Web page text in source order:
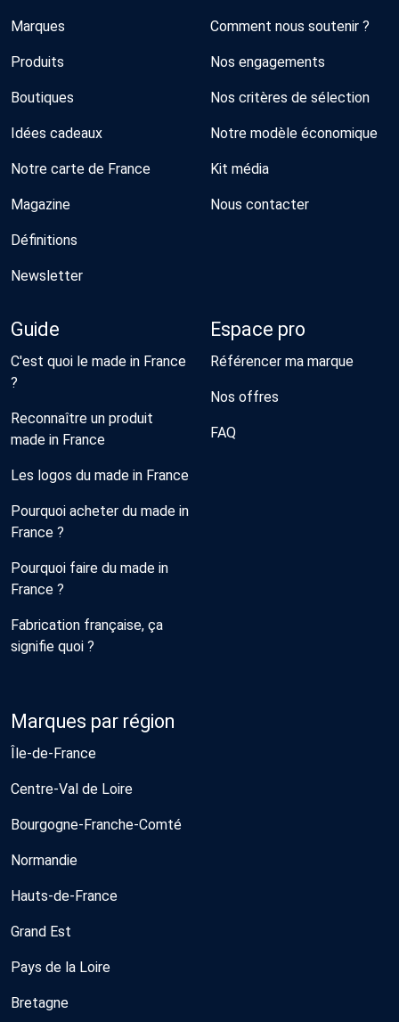
Marques
Produits
Boutiques
Idées cadeaux
Notre carte de France
Magazine
Définitions
Newsletter
Comment nous soutenir ?
Nos engagements
Nos critères de sélection
Notre modèle économique
Kit média
Nous contacter
Guide
C'est quoi le made in France
?
Reconnaître un produit
made in France
Les logos du made in France
Pourquoi acheter du made in
France ?
Pourquoi faire du made in
France ?
Fabrication française, ça
signifie quoi ?
Espace pro
Référencer ma marque
Nos offres
FAQ
Marques par région
Île-de-France
Centre-Val de Loire
Bourgogne-Franche-Comté
Normandie
Hauts-de-France
Grand Est
Pays de la Loire
Bretagne